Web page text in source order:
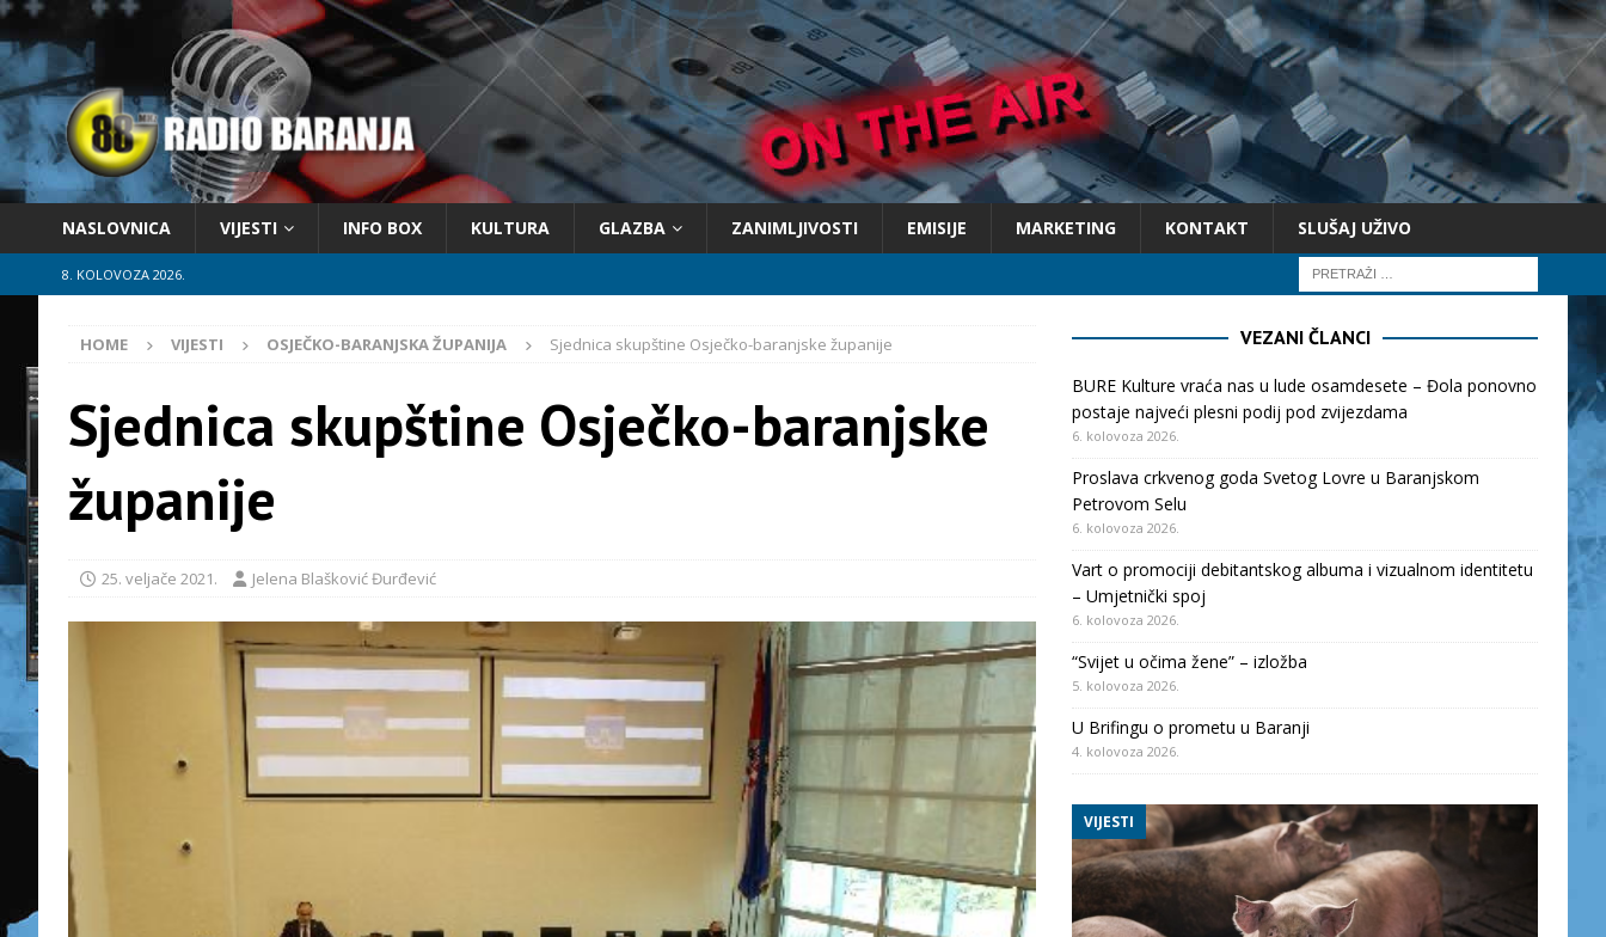
NASLOVNICA VIJESTI INFO BOX KULTURA GLAZBA ZANIMLJIVOSTI EMISIJE MARKETING KONTAKT SLUŠAJ UŽIVO
8. KOLOVOZA 2026.
HOME VIJESTI OSJEČKO-BARANJSKA ŽUPANIJA Sjednica skupštine Osječko-baranjske županije
Sjednica skupštine Osječko-baranjske
županije
25. veljače 2021. Jelena Blašković Đurđević
VEZANI ČLANCI
BURE Kulture vraća nas u lude osamdesete – Đola ponovno
postaje najveći plesni podij pod zvijezdama
6. kolovoza 2026.
Proslava crkvenog goda Svetog Lovre u Baranjskom
Petrovom Selu
6. kolovoza 2026.
Vart o promociji debitantskog albuma i vizualnom identitetu
– Umjetnički spoj
6. kolovoza 2026.
“Svijet u očima žene” – izložba
5. kolovoza 2026.
U Brifingu o prometu u Baranji
4. kolovoza 2026.
VIJESTI